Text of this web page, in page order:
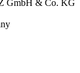
GmbH & Co. KG